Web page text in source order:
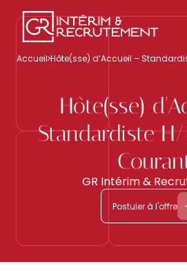
Le
Accueil Hôte(sse) d’Accueil –
Hôte(sse)
Standardiste
GR Intérim &
Postuler à l'offre